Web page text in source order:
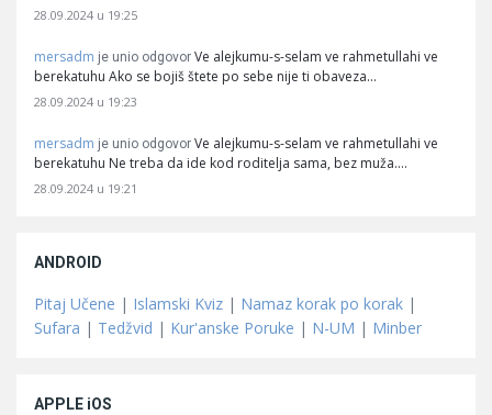
28.09.2024 u 19:25
mersadm je unio odgovor Ve alejkumu-s-selam ve rahmetullahi ve
berekatuhu Ako se bojiš štete po sebe nije ti obaveza…
28.09.2024 u 19:23
mersadm je unio odgovor Ve alejkumu-s-selam ve rahmetullahi ve
berekatuhu Ne treba da ide kod roditelja sama, bez muža.…
28.09.2024 u 19:21
ANDROID
Pitaj Učene | Islamski Kviz | Namaz korak po korak |
Sufara | Tedžvid | Kur'anske Poruke | N-UM | Minber
APPLE iOS